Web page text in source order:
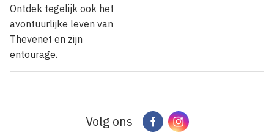
Ontdek tegelijk ook het
avontuurlijke leven van
Thevenet en zijn
entourage.
Volg ons FacebookInstagram